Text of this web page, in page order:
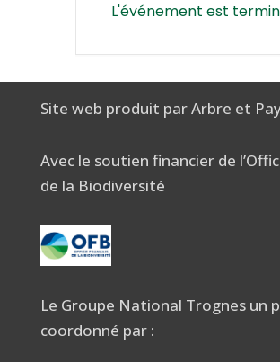
L'événement est
Site web produit par Arbre et
Avec le soutien financier de
de la Biodiversité
Le Groupe National Trognes un
coordonné par :